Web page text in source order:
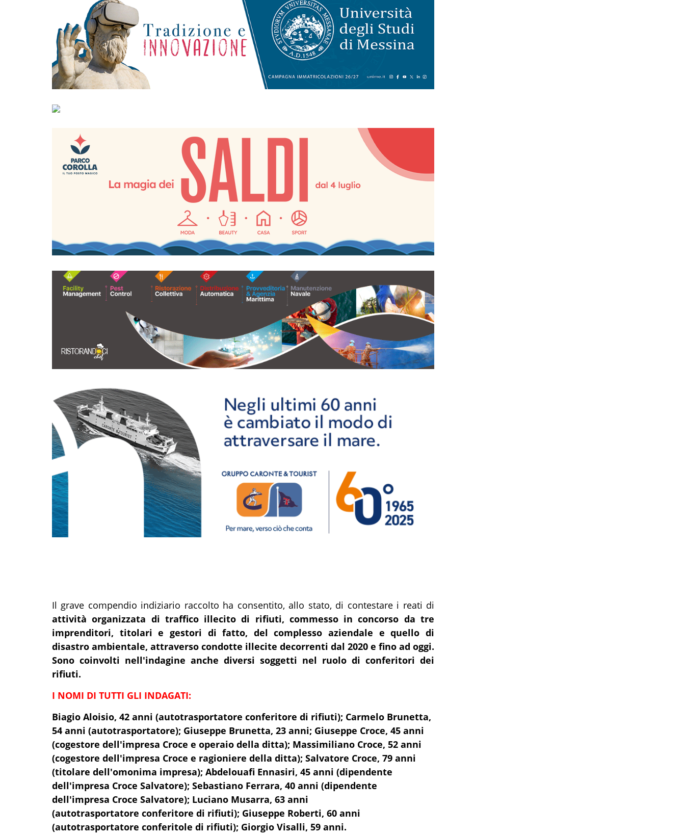
Il grave compendio indiziario raccolto ha consentito, allo stato, di contestare i reati di
attività organizzata di traffico illecito di rifiuti, commesso in concorso da tre
imprenditori, titolari e gestori di fatto, del complesso aziendale e quello di
disastro ambientale, attraverso condotte illecite decorrenti dal 2020 e fino ad oggi.
Sono coinvolti nell'indagine anche diversi soggetti nel ruolo di conferitori dei
rifiuti.
I NOMI DI TUTTI GLI INDAGATI:
Biagio Aloisio, 42 anni (autotrasportatore conferitore di rifiuti); Carmelo Brunetta,
54 anni (autotrasportatore); Giuseppe Brunetta, 23 anni; Giuseppe Croce, 45 anni
(cogestore dell'impresa Croce e operaio della ditta); Massimiliano Croce, 52 anni
(cogestore dell'impresa Croce e ragioniere della ditta); Salvatore Croce, 79 anni
(titolare dell'omonima impresa); Abdelouafi Ennasiri, 45 anni (dipendente
dell'impresa Croce Salvatore); Sebastiano Ferrara, 40 anni (dipendente
dell'impresa Croce Salvatore); Luciano Musarra, 63 anni
(autotrasportatore conferitore di rifiuti); Giuseppe Roberti, 60 anni
(autotrasportatore conferitole di rifiuti); Giorgio Visalli, 59 anni.